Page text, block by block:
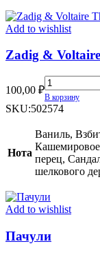
Add to wishlist
Zadig &
100,00 ₽
Zadig
&
Voltaire
is
Her
quantity
В корзину
SKU:502574
Нота
Ваниль,
перец,
шелкового
Add to wishlist
Пачули